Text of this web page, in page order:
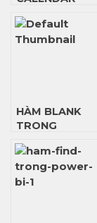
POWER BI DAX
HÀM BLANK
TRONG